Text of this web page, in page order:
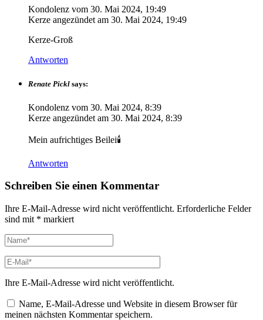
Kondolenz vom 30. Mai 2024, 19:49
Kerze angezündet am 30. Mai 2024, 19:49
Kerze-Groß
Antworten
Renate Pickl says:
Kondolenz vom 30. Mai 2024, 8:39
Kerze angezündet am 30. Mai 2024, 8:39
Mein aufrichtiges Beilei🕯
Antworten
Schreiben Sie einen Kommentar
Ihre E-Mail-Adresse wird nicht veröffentlicht. Erforderliche Felder
sind mit * markiert
Ihre E-Mail-Adresse wird nicht veröffentlicht.
Name, E-Mail-Adresse und Website in diesem Browser für
meinen nächsten Kommentar speichern.